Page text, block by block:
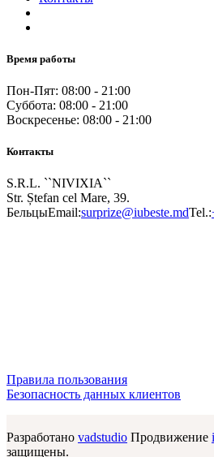
Время работы
Пон-Пят: 08:00 - 21:00
Суббота: 08:00 - 21:00
Воскресенье: 08:00 - 21:00
Контакты
S.R.L. ``NIVIXIA``
Str. Ștefan cel Mare, 39.
БельцыEmail:surprize@iubeste.mdTel.:
Правила пользования
Безопасность данных клиентов
Разработано vadstudio Продвижение
защищены.